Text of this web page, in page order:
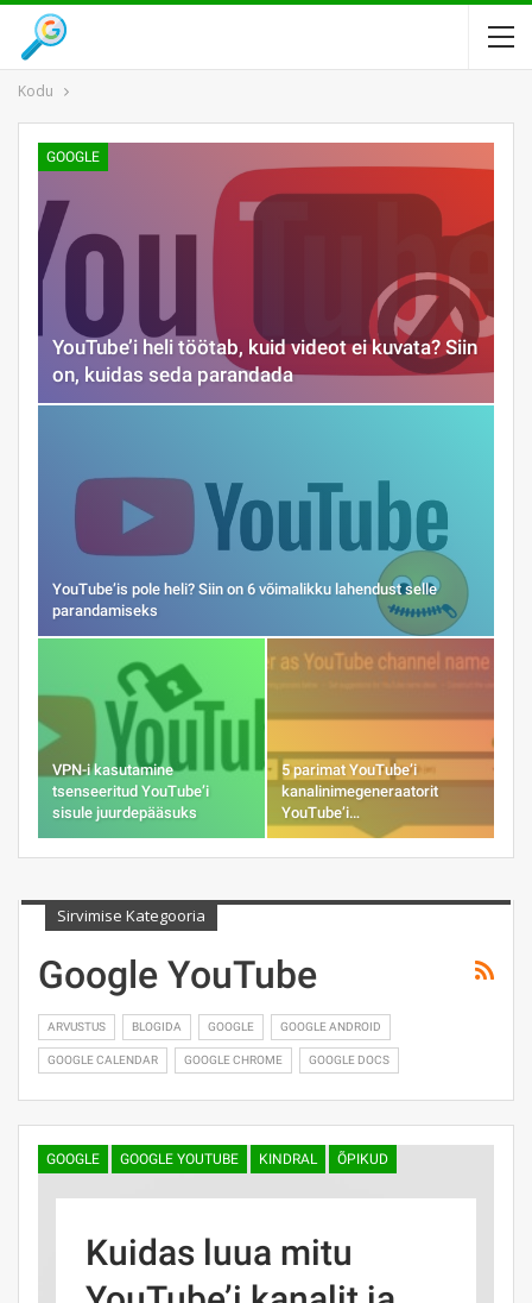
Kodu
GOOGLE
YouTube’i heli töötab, kuid videot ei kuvata? Siin
on, kuidas seda parandada
YouTube’is pole heli? Siin on 6 võimalikku lahendust selle
parandamiseks
VPN-i kasutamine
tsenseeritud YouTube’i
sisule juurdepääsuks
5 parimat YouTube’i
kanalinimegeneraatorit
YouTube’i…
Sirvimise Kategooria
Google YouTube
ARVUSTUS BLOGIDA GOOGLE GOOGLE ANDROID
GOOGLE CALENDAR GOOGLE CHROME GOOGLE DOCS
GOOGLE GOOGLE YOUTUBE KINDRAL ÕPIKUD
Kuidas luua mitu